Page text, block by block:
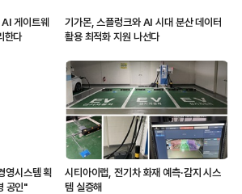
게이트웨
한다
기가몬, 스플렁크와 AI 시대 분산 데이터
활용 최적화 지원 나선다
영시스템 획
공인"
시티아이랩, 전기차 화재 예측·감지 시스
템 실증해